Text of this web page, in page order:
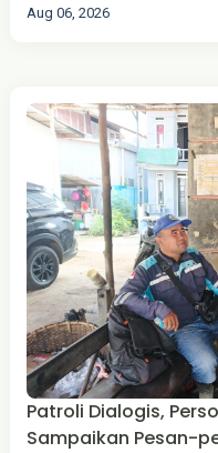
Aug 06, 2026
Patroli Dialogis,
Sampaikan Pesan-